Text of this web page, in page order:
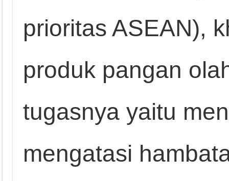
prioritas ASEAN),
produk pangan
tugasnya yaitu
mengatasi